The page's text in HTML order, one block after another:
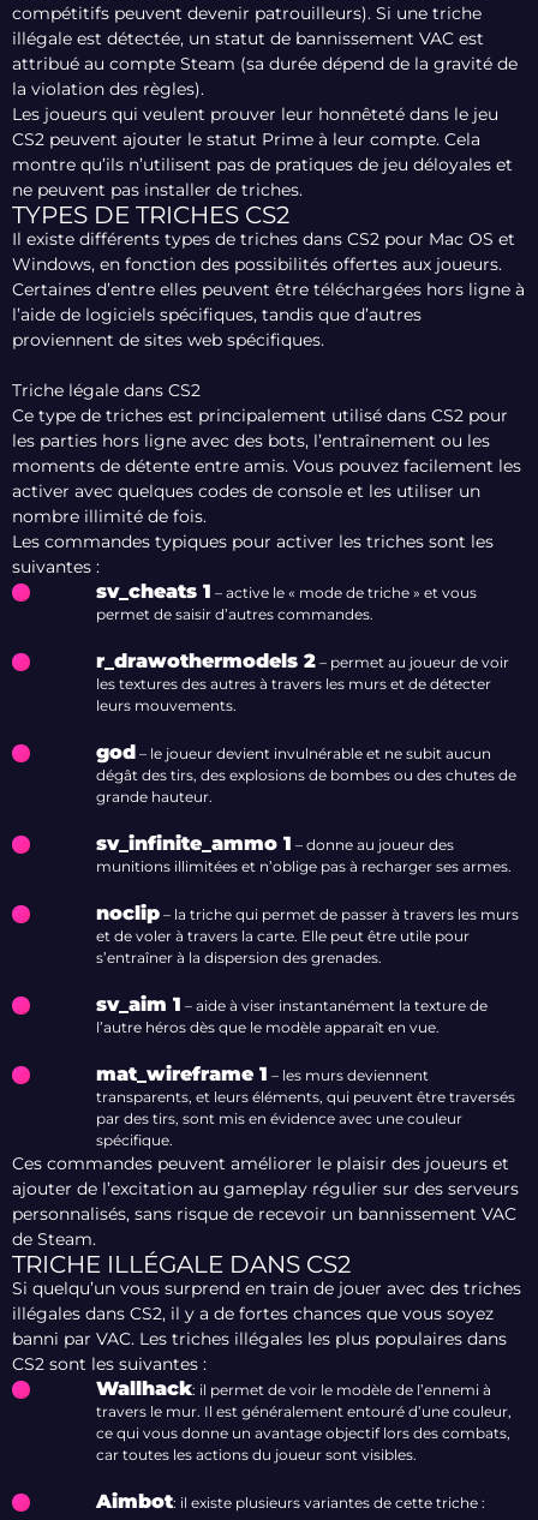
compétitifs peuvent devenir patrouilleurs). Si une triche
illégale est détectée, un statut de bannissement VAC est
attribué au compte Steam (sa durée dépend de la gravité de
la violation des règles).
Les joueurs qui veulent prouver leur honnêteté dans le jeu
CS2 peuvent ajouter le statut Prime à leur compte. Cela
montre qu’ils n’utilisent pas de pratiques de jeu déloyales et
ne peuvent pas installer de triches.
TYPES DE TRICHES CS2
Il existe différents types de triches dans CS2 pour Mac OS et
Windows, en fonction des possibilités offertes aux joueurs.
Certaines d’entre elles peuvent être téléchargées hors ligne à
l’aide de logiciels spécifiques, tandis que d’autres
proviennent de sites web spécifiques.
Triche légale dans CS2
Ce type de triches est principalement utilisé dans CS2 pour
les parties hors ligne avec des bots, l’entraînement ou les
moments de détente entre amis. Vous pouvez facilement les
activer avec quelques codes de console et les utiliser un
nombre illimité de fois.
Les commandes typiques pour activer les triches sont les
suivantes :
sv_cheats 1 – active le « mode de triche » et vous
permet de saisir d’autres commandes.
r_drawothermodels 2 – permet au joueur de voir
les textures des autres à travers les murs et de détecter
leurs mouvements.
god – le joueur devient invulnérable et ne subit aucun
dégât des tirs, des explosions de bombes ou des chutes de
grande hauteur.
sv_infinite_ammo 1 – donne au joueur des
munitions illimitées et n’oblige pas à recharger ses armes.
noclip – la triche qui permet de passer à travers les murs
et de voler à travers la carte. Elle peut être utile pour
s’entraîner à la dispersion des grenades.
sv_aim 1 – aide à viser instantanément la texture de
l’autre héros dès que le modèle apparaît en vue.
mat_wireframe 1 – les murs deviennent
transparents, et leurs éléments, qui peuvent être traversés
par des tirs, sont mis en évidence avec une couleur
spécifique.
Ces commandes peuvent améliorer le plaisir des joueurs et
ajouter de l’excitation au gameplay régulier sur des serveurs
personnalisés, sans risque de recevoir un bannissement VAC
de Steam.
TRICHE ILLÉGALE DANS CS2
Si quelqu’un vous surprend en train de jouer avec des triches
illégales dans CS2, il y a de fortes chances que vous soyez
banni par VAC. Les triches illégales les plus populaires dans
CS2 sont les suivantes :
Wallhack: il permet de voir le modèle de l’ennemi à
travers le mur. Il est généralement entouré d’une couleur,
ce qui vous donne un avantage objectif lors des combats,
car toutes les actions du joueur sont visibles.
Aimbot: il existe plusieurs variantes de cette triche :